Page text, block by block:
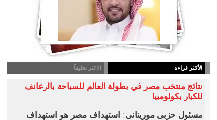
الأكثر قراءة الاكثر تعليقاً
نتائج منتخب مصر في بطولة العالم للسباحة بالزعانف
للكبار بكولومبيا
مسئول حزبى موريتانى: استهداف مصر هو استهداف